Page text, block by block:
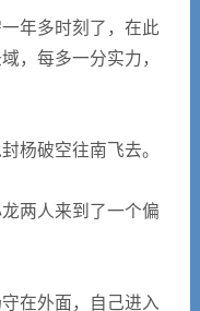
年多时刻了，在此
，每多一分实力，
杨破空往南飞去。
两人来到了一个偏
在外面，自己进入